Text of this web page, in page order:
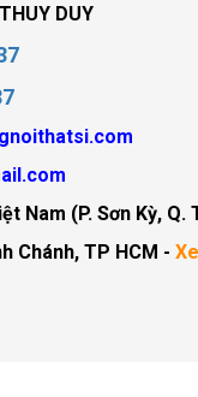
DUY
Nam (P. Sơn Kỳ, Q.
Chánh, TP HCM -